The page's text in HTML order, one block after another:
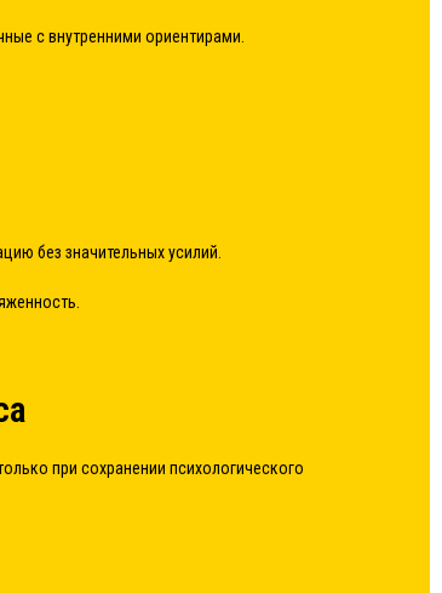
с внутренними ориентирами.
без значительных усилий.
при сохранении психологического